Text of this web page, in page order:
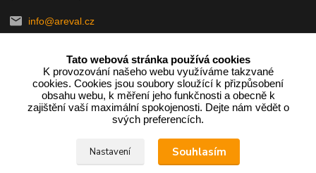
info@areval.cz
Podle zákona o evidenci tržeb je prodávající povinen vystavit
Zároveň je povinen zaevidovat přijatou tržbu u správce daně online;
v případě technického výpadku pak nejpozději do 48 hodin.
Tato webová stránka používá cookies
K provozování našeho webu využíváme takzvané
cookies. Cookies jsou soubory sloužící k přizpůsobení
obsahu webu, k měření jeho funkčnosti a obecně k
zajištění vaší maximální spokojenosti. Dejte nám vědět o
svých preferencích.
Nastavení Souhlasím